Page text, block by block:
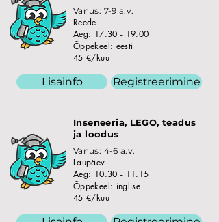
Vanus: 7-9 a.v.
Reede
Aeg: 17.30 - 19.00
Õppekeel: eesti
45 €/kuu
Lisainfo Registreerimine
Inseneeria, LEGO, teadus
ja loodus
Vanus: 4-6 a.v.
Laupäev
Aeg: 10.30 - 11.15
Õppekeel: inglise
45 €/kuu